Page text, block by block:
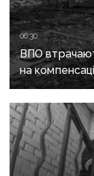
06:30
ВПО
на
вимагає змін